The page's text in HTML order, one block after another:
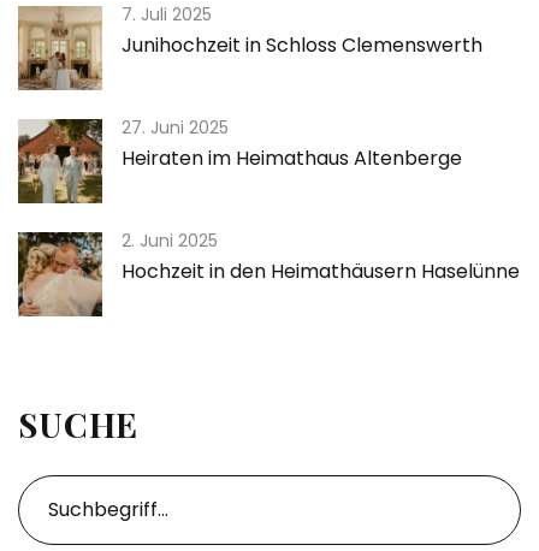
7. Juli 2025
Junihochzeit in Schloss Clemenswerth
27. Juni 2025
Heiraten im Heimathaus Altenberge
2. Juni 2025
Hochzeit in den Heimathäusern Haselünne
SUCHE